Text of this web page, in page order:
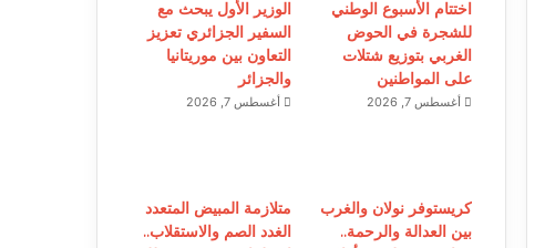
اختتام الأسبوع الوطني
للشجرة في الحوض
الغربي بتوزيع شتلات
على المواطنين
أغسطس 7, 2026
الوزير الأول يبحث مع
السفير الجزائري تعزيز
التعاون بين موريتانيا
والجزائر
أغسطس 7, 2026
كريستوفر نولان والغرب
بين العدالة والرحمة..
متلازمة المبيض المتعدد
الغدد الصم والاستقلاب..